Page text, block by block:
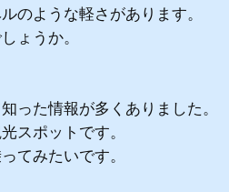
のような軽さがあります。
ょうか。
った情報が多くありました。
スポットです。
てみたいです。